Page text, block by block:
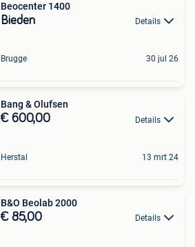
Beocenter 1400
Bieden Details
Brugge 30 jul 26
Bang & Olufsen
€ 600,00 Details
Herstal 13 mrt 24
B&O Beolab 2000
€ 85,00 Details